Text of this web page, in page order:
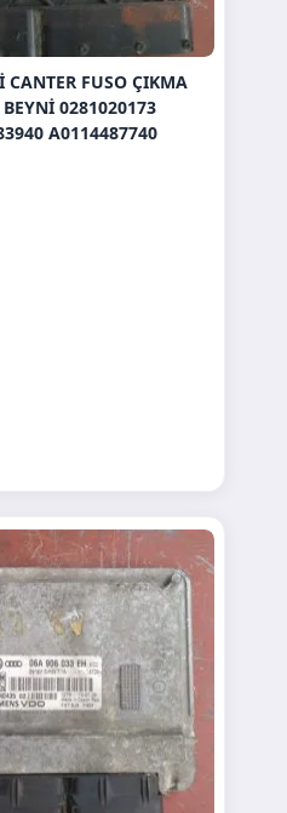
CANTER FUSO ÇIKMA
BEYNI 0281020173
A0114487740